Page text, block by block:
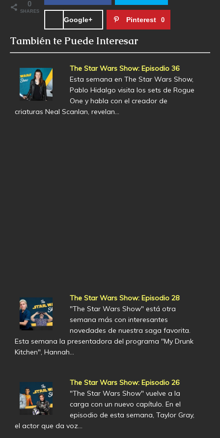
0
SHARES
Google+ Pinterest 0
También te Puede Interesar
The Star Wars Show: Episodio 36
Esta semana en The Star Wars Show,
Pablo Hidalgo visita los sets de Rogue
One y habla con el creador de
criaturas Neal Scanlan, revelan…
The Star Wars Show: Episodio 28
"The Star Wars Show" está otra
semana más con interesantes
novedades de nuestra saga favorita.
Esta semana la presentadora del programa "My Drunk
Kitchen", Hannah…
The Star Wars Show: Episodio 26
"The Star Wars Show" vuelve a la
carga con un nuevo capítulo. En el
episodio de esta semana, Taylor Gray,
el actor que da voz…